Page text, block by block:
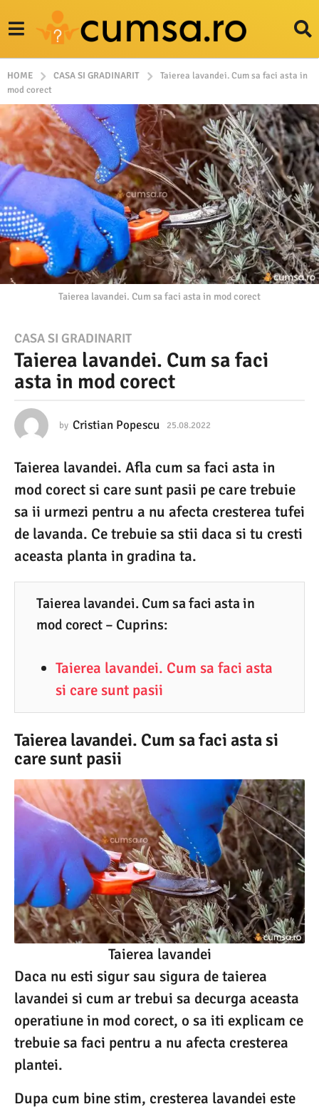
HOME CASA SI GRADINARIT
Taierea lavandei. Cum sa faci asta in
mod corect
Taierea lavandei. Cum sa faci asta in mod corect
2
5
.
8
2
0
2
2
2
5
0
2
2
CASA SI GRADINARIT
Taierea lavandei. Cum sa faci
asta in mod corect
by Cristian Popescu 25.08.2022
0
.
2
0
2
Taierea lavandei. Afla cum sa faci asta in
mod corect si care sunt pasii pe care trebuie
sa ii urmezi pentru a nu afecta cresterea tufei
de lavanda. Ce trebuie sa stii daca si tu cresti
aceasta planta in gradina ta.
Taierea lavandei. Cum sa faci asta in
mod corect – Cuprins:
Taierea lavandei. Cum sa faci asta
si care sunt pasii
Taierea lavandei. Cum sa faci asta si
care sunt pasii
Taierea lavandei
Daca nu esti sigur sau sigura de taierea
lavandei si cum ar trebui sa decurga aceasta
operatiune in mod corect, o sa iti explicam ce
trebuie sa faci pentru a nu afecta cresterea
plantei.
Dupa cum bine stim, cresterea lavandei este